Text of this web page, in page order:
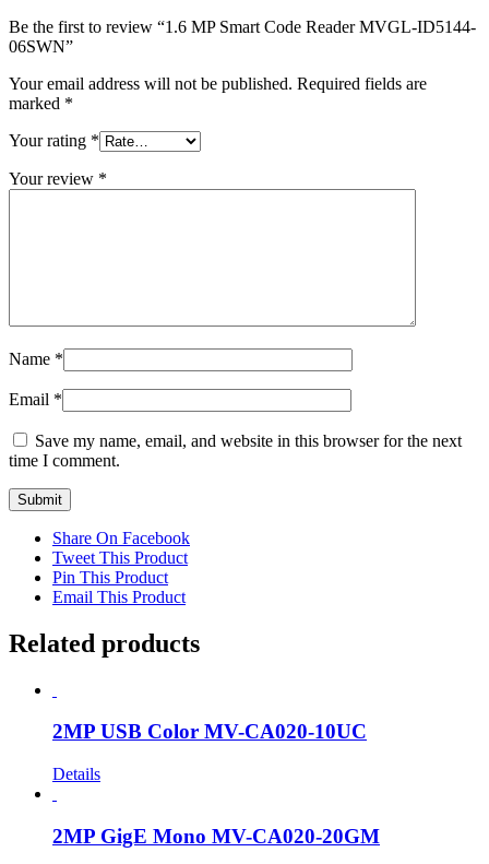
Be the first to review “1.6 MP Smart Code Reader MVGL-ID5144-
06SWN”
Your email address will not be published. Required fields are
marked *
Your rating *
Your review *
Name *
Email *
Save my name, email, and website in this browser for the next
time I comment.
Share On Facebook
Tweet This Product
Pin This Product
Email This Product
Related products
2MP USB Color MV-CA020-10UC
Details
2MP GigE Mono MV-CA020-20GM